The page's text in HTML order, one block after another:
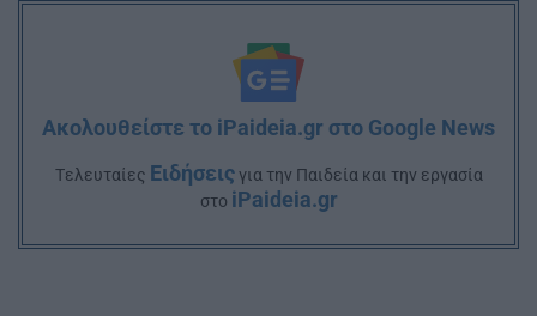
Ακολουθείστε το iPaideia.gr στο Google News
Tελευταίες Ειδήσειςγια την Παιδεία και την εργασία
στο iPaideia.gr